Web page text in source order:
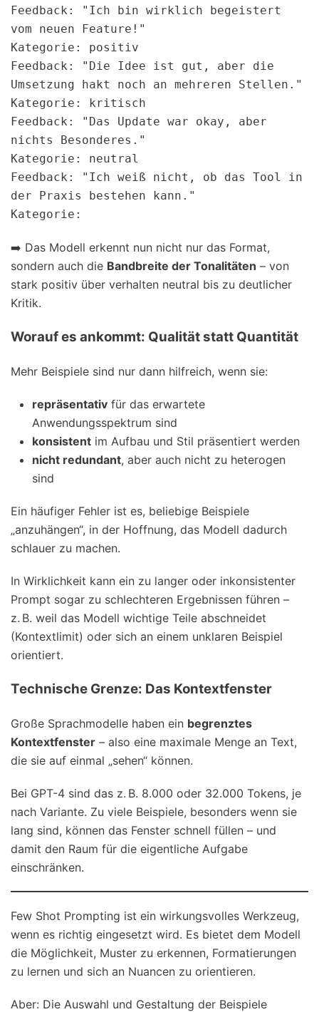
Feedback: "Ich bin wirklich begeistert
vom neuen Feature!"
Kategorie: positiv
Feedback: "Die Idee ist gut, aber die
Umsetzung hakt noch an mehreren Stellen."
Kategorie: kritisch
Feedback: "Das Update war okay, aber
nichts Besonderes."
Kategorie: neutral
Feedback: "Ich weiß nicht, ob das Tool in
der Praxis bestehen kann."
➡️ Das Modell erkennt nun nicht nur das Format,
sondern auch die Bandbreite der Tonalitäten – von
stark positiv über verhalten neutral bis zu deutlicher
Kritik.
Worauf es ankommt: Qualität statt Quantität
Mehr Beispiele sind nur dann hilfreich, wenn sie:
repräsentativ für das erwartete
Anwendungsspektrum sind
konsistent im Aufbau und Stil präsentiert werden
nicht redundant, aber auch nicht zu heterogen
sind
Ein häufiger Fehler ist es, beliebige Beispiele
„anzuhängen“, in der Hoffnung, das Modell dadurch
schlauer zu machen.
In Wirklichkeit kann ein zu langer oder inkonsistenter
Prompt sogar zu schlechteren Ergebnissen führen –
z. B. weil das Modell wichtige Teile abschneidet
(Kontextlimit) oder sich an einem unklaren Beispiel
orientiert.
Technische Grenze: Das Kontextfenster
Große Sprachmodelle haben ein begrenztes
Kontextfenster – also eine maximale Menge an Text,
die sie auf einmal „sehen“ können.
Bei GPT-4 sind das z. B. 8.000 oder 32.000 Tokens, je
nach Variante. Zu viele Beispiele, besonders wenn sie
lang sind, können das Fenster schnell füllen – und
damit den Raum für die eigentliche Aufgabe
einschränken.
Few Shot Prompting ist ein wirkungsvolles Werkzeug,
wenn es richtig eingesetzt wird. Es bietet dem Modell
die Möglichkeit, Muster zu erkennen, Formatierungen
zu lernen und sich an Nuancen zu orientieren.
Aber: Die Auswahl und Gestaltung der Beispiele